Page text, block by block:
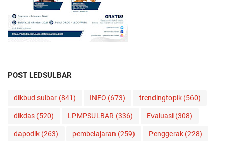
POST LEDSULBAR
dikbud sulbar (841) INFO (673) trendingtopik (560)
dikdas (520) LPMPSULBAR (336) Evaluasi (308)
dapodik (263) pembelajaran (259) Penggerak (228)